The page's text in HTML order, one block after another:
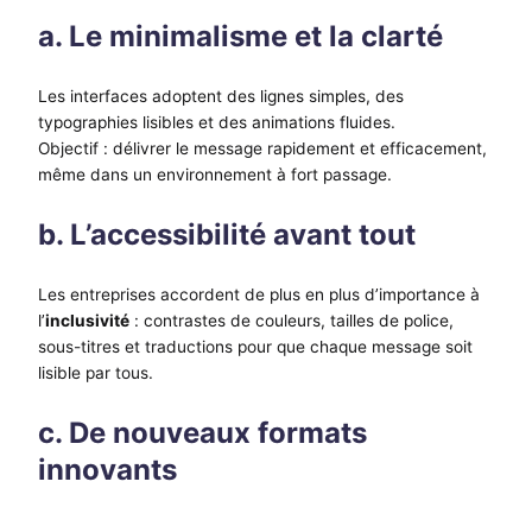
a. Le minimalisme et la clarté
Les interfaces adoptent des lignes simples, des
typographies lisibles et des animations fluides.
Objectif : délivrer le message rapidement et efficacement,
même dans un environnement à fort passage.
b. L’accessibilité avant tout
Les entreprises accordent de plus en plus d’importance à
l’inclusivité : contrastes de couleurs, tailles de police,
sous-titres et traductions pour que chaque message soit
lisible par tous.
c. De nouveaux formats
innovants